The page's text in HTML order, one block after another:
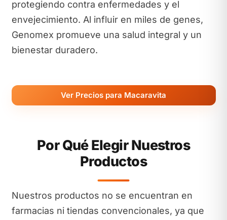
protegiendo contra enfermedades y el
envejecimiento. Al influir en miles de genes,
Genomex promueve una salud integral y un
bienestar duradero.
Ver Precios para Macaravita
Por Qué Elegir Nuestros
Productos
Nuestros productos no se encuentran en
farmacias ni tiendas convencionales, ya que